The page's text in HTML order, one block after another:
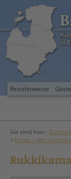
Reisehinweise
Sie sind hier:
Kama – der